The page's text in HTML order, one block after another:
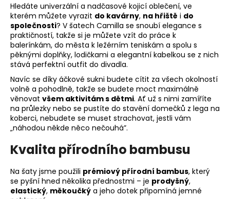
Hledáte univerzální a nadčasové kojicí oblečení, ve
kterém můžete vyrazit do kavárny, na hřiště i do
společnosti? V šatech Camilla se snoubí elegance s
praktičností, takže si je můžete vzít do práce k
balerínkám, do města k ležérním teniskám a spolu s
pěknými doplňky, lodičkami a elegantní kabelkou se z nich
stává perfektní outfit do divadla.
Navíc se díky áčkové sukni budete cítit za všech okolností
volně a pohodlně, takže se budete moct maximálně
věnovat všem aktivitám s dětmi. Ať už s nimi zamíříte
na průlezky nebo se pustíte do stavění domečků z lega na
koberci, nebudete se muset strachovat, jestli vám
„náhodou někde něco nečouhá”.
Kvalita přírodního bambusu
Na šaty jsme použili prémiový přírodní bambus, který
se pyšní hned několika přednostmi – je prodyšný,
elastický, měkoučký a jeho dotek připomíná jemné